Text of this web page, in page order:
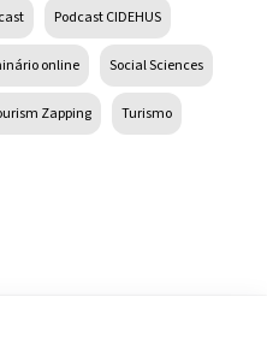
Podcast CIDEHUS
online Social Sciences
Zapping Turismo